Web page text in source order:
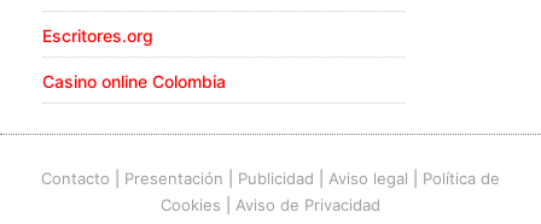
Escritores.org
Casino online Colombia
Contacto Presentación Publicidad Aviso legal
Política de
Cookies
Aviso de Privacidad